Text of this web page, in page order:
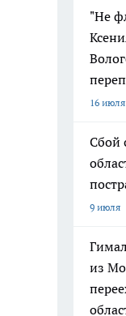
"Не
16 июля
Сбой
9 июля
из